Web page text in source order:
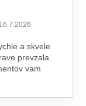
obchodu je 5 z 5
16.7.2026
a skvele
prevzala.
vam